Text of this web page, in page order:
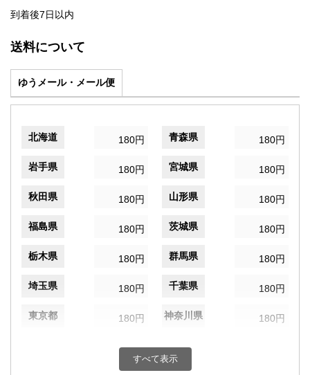
到着後7日以内
送料について
ゆうメール・メール便
北海道 180円 青森県 180円
岩手県 180円 宮城県 180円
秋田県 180円 山形県 180円
福島県 180円 茨城県 180円
栃木県 180円 群馬県 180円
埼玉県 180円 千葉県 180円
東京都 180円 神奈川県 180円
180円 富山県
すべて表示